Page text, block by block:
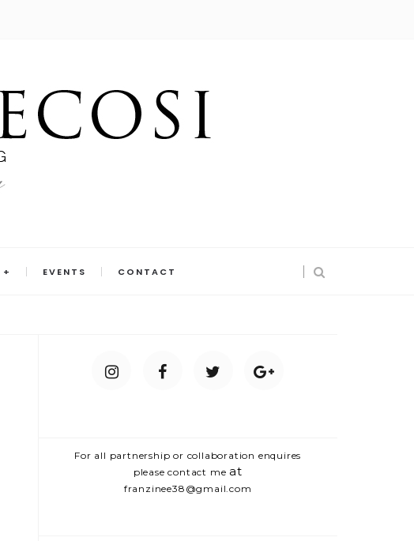
EVENTS CONTACT
For all partnership or collaboration enquires
please contact meat
franzinee38@gmail.com